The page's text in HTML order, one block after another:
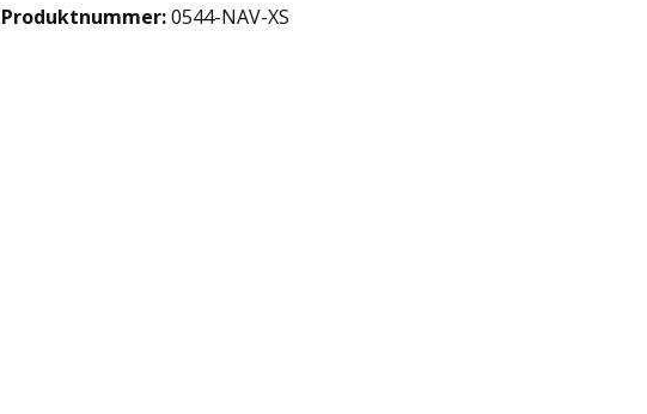
Produktnummer:0544-NAV-XS